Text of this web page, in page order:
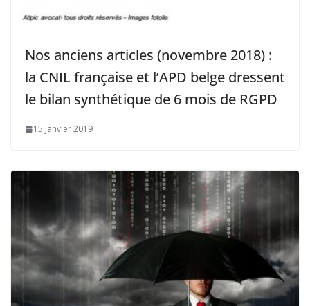
Nos anciens articles (novembre 2018) :
la CNIL française et l’APD belge dressent
le bilan synthétique de 6 mois de RGPD
15 janvier 2019